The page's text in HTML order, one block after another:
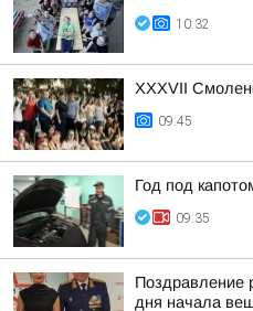
10:32
XXXVII
09:45
Год под
09:35
Поздравление
дня начала